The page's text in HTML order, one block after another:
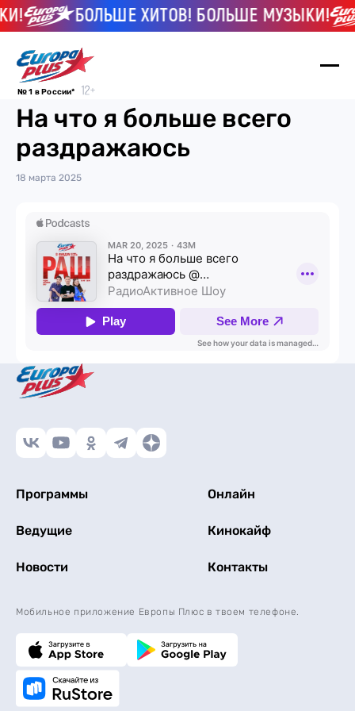
БОЛЬШЕ ХИТОВ! БОЛЬШЕ МУЗЫКИ!
№ 1 в России*
На что я больше всего
раздражаюсь
18 марта 2025
Программы Онлайн
Ведущие Кинокайф
Новости Контакты
Мобильное приложение Европы Плюс в твоем телефоне.